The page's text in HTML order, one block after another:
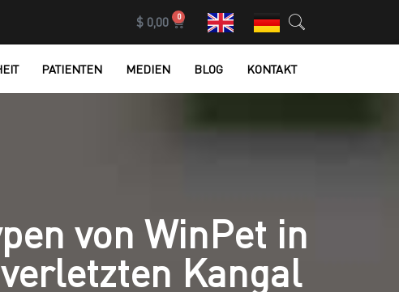
$0,00 0
PATIENTEN MEDIEN BLOG KONTAKT
von WinPet in
Kangal